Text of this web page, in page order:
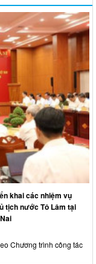
khai các nhiệm vụ
tịch nước Tô Lâm tại
Chương trình công tác